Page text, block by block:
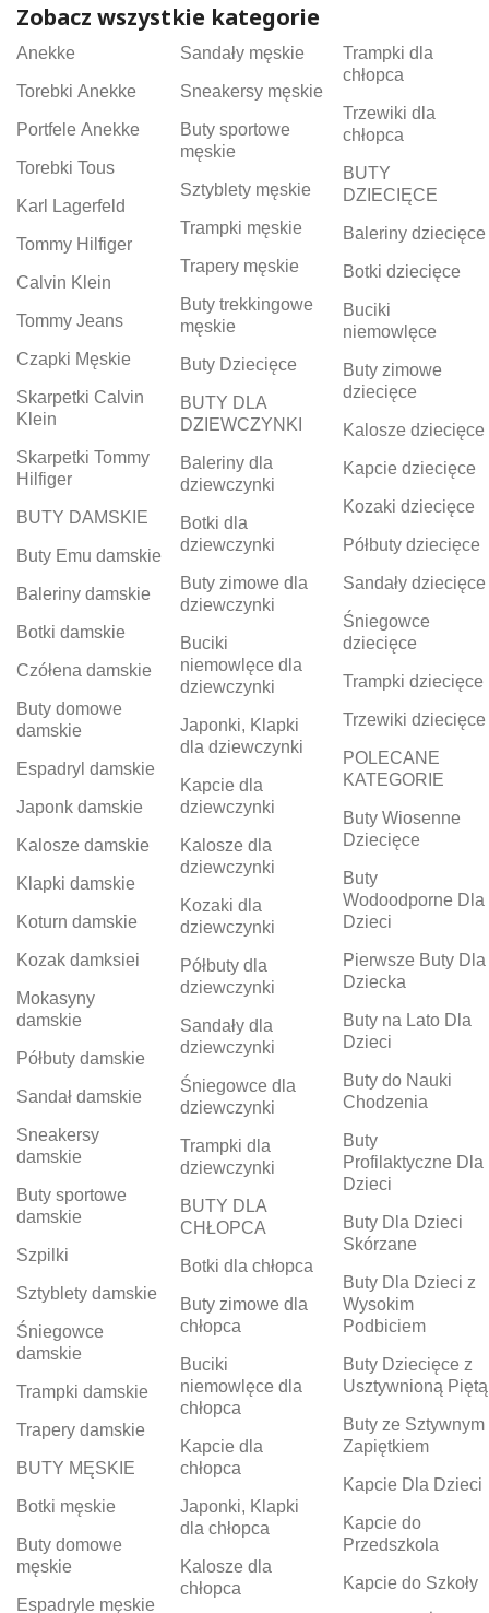
Zobacz wszystkie kategorie
Anekke
Torebki Anekke
Portfele Anekke
Torebki Tous
Karl Lagerfeld
Tommy Hilfiger
Calvin Klein
Tommy Jeans
Czapki Męskie
Skarpetki Calvin
Klein
Skarpetki Tommy
Hilfiger
BUTY DAMSKIE
Buty Emu damskie
Baleriny damskie
Botki damskie
Czółena damskie
Buty domowe
damskie
Espadryl damskie
Japonk damskie
Kalosze damskie
Klapki damskie
Koturn damskie
Kozak damksiei
Mokasyny
damskie
Półbuty damskie
Sandał damskie
Sneakersy
damskie
Buty sportowe
damskie
Szpilki
Sztyblety damskie
Śniegowce
damskie
Trampki damskie
Trapery damskie
BUTY MĘSKIE
Botki męskie
Buty domowe
męskie
Espadryle męskie
Sandały męskie
Sneakersy męskie
Buty sportowe
męskie
Sztyblety męskie
Trampki męskie
Trapery męskie
Buty trekkingowe
męskie
Buty Dziecięce
BUTY DLA
DZIEWCZYNKI
Baleriny dla
dziewczynki
Botki dla
dziewczynki
Buty zimowe dla
dziewczynki
Buciki
niemowlęce dla
dziewczynki
Japonki, Klapki
dla dziewczynki
Kapcie dla
dziewczynki
Kalosze dla
dziewczynki
Kozaki dla
dziewczynki
Półbuty dla
dziewczynki
Sandały dla
dziewczynki
Śniegowce dla
dziewczynki
Trampki dla
dziewczynki
BUTY DLA
CHŁOPCA
Botki dla chłopca
Buty zimowe dla
chłopca
Buciki
niemowlęce dla
chłopca
Kapcie dla
chłopca
Japonki, Klapki
dla chłopca
Kalosze dla
chłopca
Trampki dla
chłopca
Trzewiki dla
chłopca
BUTY
DZIECIĘCE
Baleriny dziecięce
Botki dziecięce
Buciki
niemowlęce
Buty zimowe
dziecięce
Kalosze dziecięce
Kapcie dziecięce
Kozaki dziecięce
Półbuty dziecięce
Sandały dziecięce
Śniegowce
dziecięce
Trampki dziecięce
Trzewiki dziecięce
POLECANE
KATEGORIE
Buty Wiosenne
Dziecięce
Buty
Wodoodporne Dla
Dzieci
Pierwsze Buty Dla
Dziecka
Buty na Lato Dla
Dzieci
Buty do Nauki
Chodzenia
Buty
Profilaktyczne Dla
Dzieci
Buty Dla Dzieci
Skórzane
Buty Dla Dzieci z
Wysokim
Podbiciem
Buty Dziecięce z
Usztywnioną Piętą
Buty ze Sztywnym
Zapiętkiem
Kapcie Dla Dzieci
Kapcie do
Przedszkola
Kapcie do Szkoły